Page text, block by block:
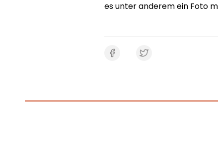
es unter anderem ein Foto